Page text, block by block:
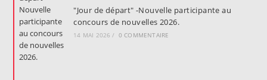
"Jour de départ" -Nouvelle participante au
concours de nouvelles 2026.
14 MAI 2026 / 0 COMMENTAIRE